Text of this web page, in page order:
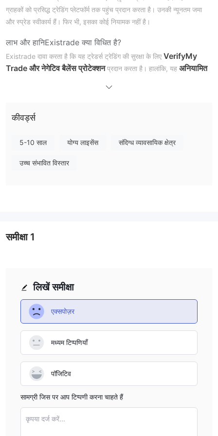
ग्राहकों को प्रसिद्ध ट्रेडिंग प्लेटफॉर्म तक पहुंच प्रदान करता है। उनकी न्यूनतम जमा
और स्प्रेड स्वीकार्य हैं। फिर भी, इसका कोई नियामक नहीं है।
लाभ और हानिExistrade क्या विधित है?
Existrade दावा करता है कि यह ट्रेडर्स ट्रेडिंग की सुरक्षा के लिए VerifyMy
Trade और नेगेटिव बैलेंस प्रोटेक्शनप्रदान करता है। हालांकि, यह अनियामित
Existrade 200 से अधिक ट्रेडिंग उपकरण प्रदान करता है, जिसमें सीएफडी, धातु,
Existrade शुल्क
Existrade 0.2 पिप से शुरू होने वाले प्रतिस्पर्धी स्प्रेड प्रदान करता है। इसके
है, जिन्हें किसी भी ओपरेटिंग सिस्टम पर किसी भी ब्राउज़र के माध्यम से उपयोग किया जा
उपयोगकर्ताओं को क्रिप्टोकरेंसी, स्टॉक और भविष्य विपणन करने की अनुमति होती है,
जबकि उन्हें बढ़ी हुई तकनीकी विश्लेषण क्षमताओं और एल्गोरिदमिक ट्रेडिंग सुविधाओं का
लाभ मिलता है।
जमा और निकासी
Existrade जमा और निकासी के लिए कई सुविधाजनक तरीके प्रदान करता है।
बैंक कार्डों के लिए, जैसे यूरो, डॉलर या रूबल / कज़ाख़ी, जमा कमीशन नहीं होता है,
तत्काल प्रसंस्करण और $30 (यूरो) या $1 (रूबल / कज़ाख़ी) की न्यूनतम जमा के
साथ। निकासी 30 मिनट के भीतर प्रसंस्करण की जाती है, जिसमें कीमत के आधार पर
इंटरनेट बैंकिंग विकल्पों में स्बेरबैंक ऑनलाइन, टिंकॉफ बैंक, अल्फा-क्लिक,
प्रोम्सव्याज़बैंक और रूसी स्टैंडर्ड शामिल हैं, जिनमें कोई जमा कमीशन नहीं होता है और
$1 की न्यूनतम जमा होती है। ये तरीके आमतौर पर 24 घंटे तक प्रसंस्करण करते हैं,
कीवर्ड्स
5-10 साल योग्य लाइसेंस संदिग्ध व्यावसायिक क्षेत्र
उच्च संभावित विस्तार
लिखें समीक्षा
एक्सपोज़र
मध्यम टिप्पणियाँ
पॉजिटिव
सामग्री जिस पर आप टिप्पणी करना चाहते हैं
कृपया दर्ज करें...
समीक्षा1